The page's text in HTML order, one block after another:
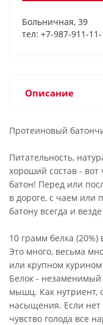
Больничная, 39
тел: +7-987-911-
Описание
Протеиновый
Питательность,
хороший состав -
батон! Перед или
в дороге, с чаем или
батону всегда и
10 грамм белка
Это много, весьма
или крупном
Белок -
мышц. Как нутриент,
насыщения. Если
чувство голода все